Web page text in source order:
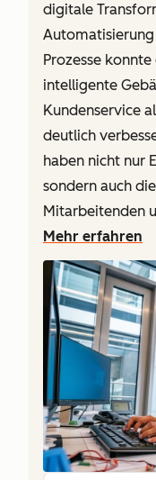
digitale
Prozesse
intelligente
Kundenservice
deutlich
haben nicht nur
sondern auch
Mitarbeitenden
Mehr erfahren